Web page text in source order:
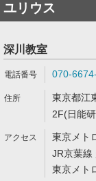
ユリウス
深川教室
070-
東京都江
2F(日能
東京メト
JR京葉線
東京メト